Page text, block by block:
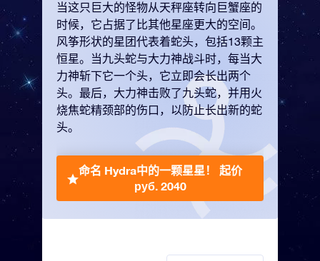
当这只巨大的怪物从天秤座转向巨蟹座的
时候，它占据了比其他星座更大的空间。
风筝形状的星团代表着蛇头，包括13颗主
恒星。当九头蛇与大力神战斗时，每当大
力神斩下它一个头，它立即会长出两个
头。最后，大力神击败了九头蛇，并用火
烧焦蛇精颈部的伤口，以防止长出新的蛇
头。
命名 Hydra中的一颗星星！ 起价
руб. 2040